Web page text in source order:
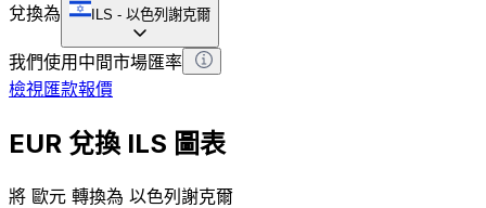
兌換為
ILS - 以色列謝克爾
我們使用中間市場匯率
檢視匯款報價
EUR 兌換 ILS 圖表
將 歐元 轉換為 以色列謝克爾